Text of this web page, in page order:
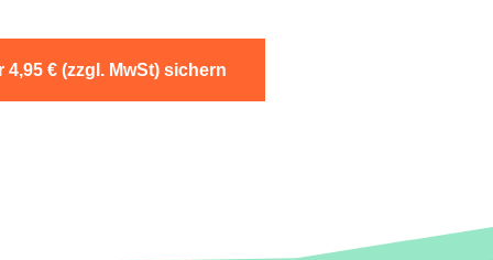
4,95 € (zzgl. MwSt) sichern